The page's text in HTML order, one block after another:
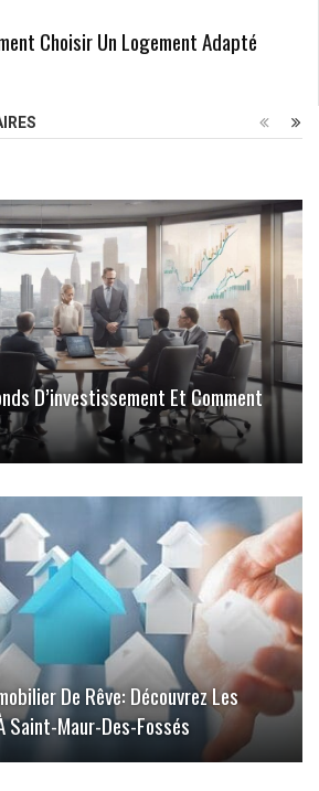
Choisir Un Logement Adapté
D’investissement Et Comment
De Rêve: Découvrez Les
Saint-Maur-Des-Fossés